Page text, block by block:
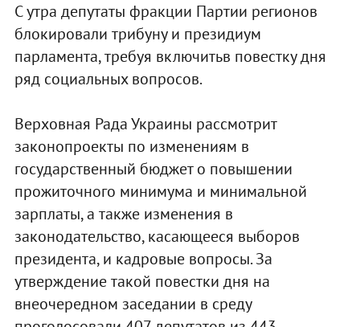
С утра депутаты фракции Партии регионов
блокировали трибуну и президиум
парламента, требуя включитьв повестку дня
ряд социальных вопросов.
Верховная Рада Украины рассмотрит
законопроекты по изменениям в
государственный бюджет о повышении
прожиточного минимума и минимальной
зарплаты, а также изменения в
законодательство, касающееся выборов
президента, и кадровые вопросы. За
утверждение такой повестки дня на
внеочередном заседании в среду